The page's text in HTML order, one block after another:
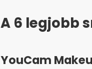
A 6 legjobb
YouCam